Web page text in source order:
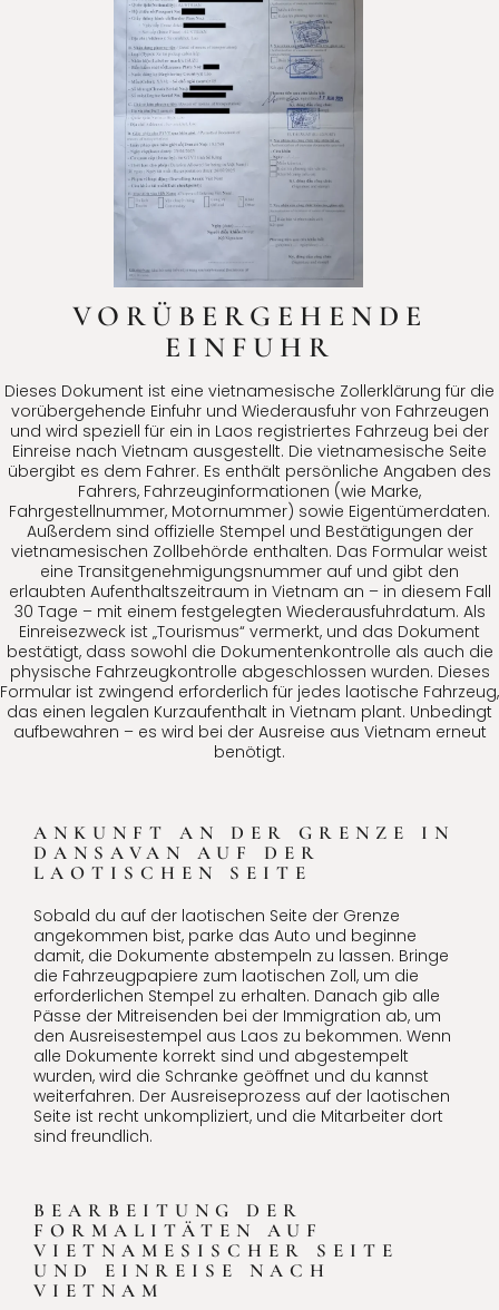
VORÜBERGEHENDE
EINFUHR
Dieses Dokument ist eine vietnamesische Zollerklärung für die
vorübergehende Einfuhr und Wiederausfuhr von Fahrzeugen
und wird speziell für ein in Laos registriertes Fahrzeug bei der
Einreise nach Vietnam ausgestellt. Die vietnamesische Seite
übergibt es dem Fahrer. Es enthält persönliche Angaben des
Fahrers, Fahrzeuginformationen (wie Marke,
Fahrgestellnummer, Motornummer) sowie Eigentümerdaten.
Außerdem sind offizielle Stempel und Bestätigungen der
vietnamesischen Zollbehörde enthalten. Das Formular weist
eine Transitgenehmigungsnummer auf und gibt den
erlaubten Aufenthaltszeitraum in Vietnam an – in diesem Fall
30 Tage – mit einem festgelegten Wiederausfuhrdatum. Als
Einreisezweck ist „Tourismus“ vermerkt, und das Dokument
bestätigt, dass sowohl die Dokumentenkontrolle als auch die
physische Fahrzeugkontrolle abgeschlossen wurden. Dieses
Formular ist zwingend erforderlich für jedes laotische Fahrzeug,
das einen legalen Kurzaufenthalt in Vietnam plant. Unbedingt
aufbewahren – es wird bei der Ausreise aus Vietnam erneut
benötigt.
ANKUNFT AN DER GRENZE IN
DANSAVAN AUF DER
LAOTISCHEN SEITE
Sobald du auf der laotischen Seite der Grenze
angekommen bist, parke das Auto und beginne
damit, die Dokumente abstempeln zu lassen. Bringe
die Fahrzeugpapiere zum laotischen Zoll, um die
erforderlichen Stempel zu erhalten. Danach gib alle
Pässe der Mitreisenden bei der Immigration ab, um
den Ausreisestempel aus Laos zu bekommen. Wenn
alle Dokumente korrekt sind und abgestempelt
wurden, wird die Schranke geöffnet und du kannst
weiterfahren. Der Ausreiseprozess auf der laotischen
Seite ist recht unkompliziert, und die Mitarbeiter dort
sind freundlich.
BEARBEITUNG DER
FORMALITÄTEN AUF
VIETNAMESISCHER SEITE
UND EINREISE NACH
VIETNAM